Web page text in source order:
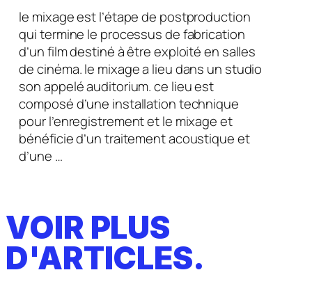
le mixage est l’étape de postproduction
qui termine le processus de fabrication
d’un film destiné à être exploité en salles
de cinéma. le mixage a lieu dans un studio
son appelé auditorium. ce lieu est
composé d’une installation technique
pour l’enregistrement et le mixage et
bénéficie d’un traitement acoustique et
d’une …
VOIR PLUS
D'ARTICLES.